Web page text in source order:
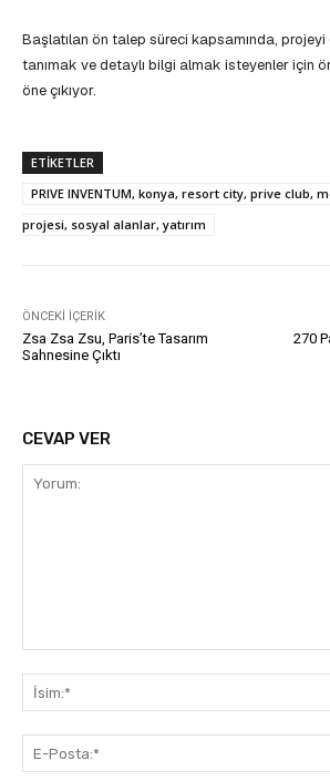
Başlatılan ön talep süreci kapsamında,
tanımak ve detaylı bilgi almak isteyenler için
öne çıkıyor.
ETIKETLER
PRIVE INVENTUM, konya, resort city, prive club,
projesi, sosyal alanlar, yatırım
ÖNCEKI İÇERIK
Zsa Zsa Zsu, Paris’te Tasarım
Sahnesine Çıktı
270
CEVAP VER